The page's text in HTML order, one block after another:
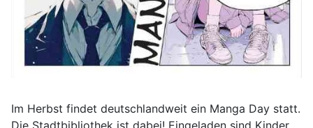
Im Herbst findet deutschlandweit ein Manga Day statt.